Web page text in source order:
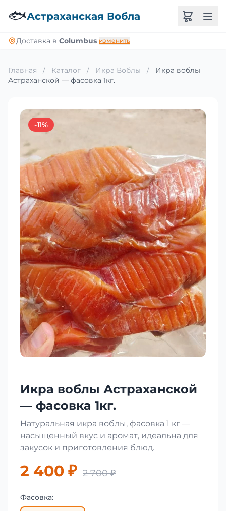
🐟Астраханская Вобла
Доставка в Columbus изменить
Главная / Каталог / Икра Воблы /
Икра воблы
Астраханской — фасовка 1кг.
-11%
Икра воблы Астраханской
— фасовка 1кг.
Натуральная икра воблы, фасовка 1 кг —
насыщенный вкус и аромат, идеальна для
закусок и приготовления блюд.
2 400 ₽ 2 700 ₽
Фасовка: